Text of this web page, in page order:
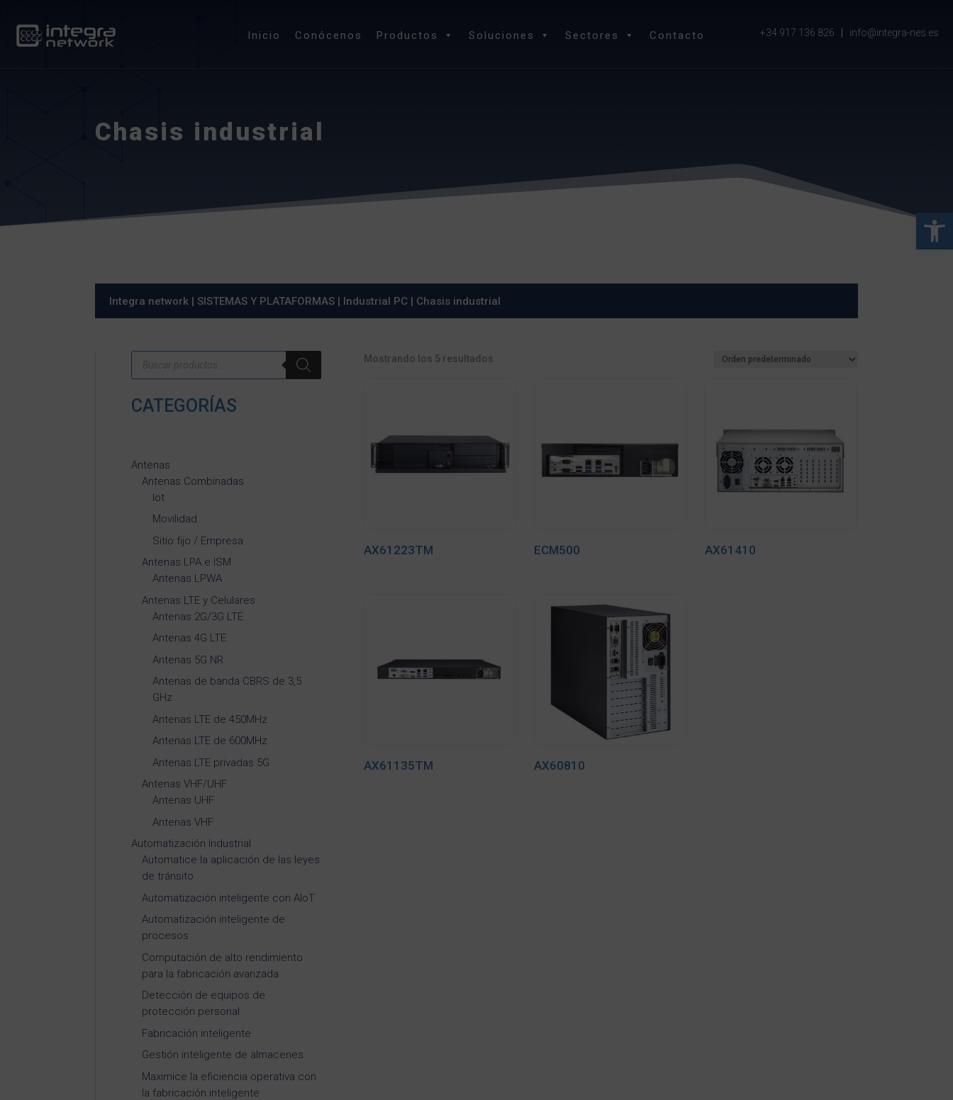
Abrir
Inicio Conócenos Productos Soluciones Sectores Contacto +34 917 136 826 info@integra-nes.es
Chasis industrial
Integra network |SISTEMAS Y PLATAFORMAS | Industrial PC | Chasis industrial
Búsqueda
productos
CATEGORÍAS
Antenas
Antenas Combinadas
Iot
Movilidad
Sitio fijo / Empresa
Antenas LPA e ISM
Antenas LPWA
Antenas LTE y Celulares
Antenas 2G/3G LTE
Antenas 4G LTE
Antenas 5G NR
Antenas de banda CBRS de 3,5
GHz
Antenas LTE de 450MHz
Antenas LTE de 600MHz
Antenas LTE privadas 5G
Antenas VHF/UHF
Antenas UHF
Antenas VHF
Automatización Industrial
Automatice la aplicación de las leyes
de tránsito
Automatización inteligente con AIoT
Automatización inteligente de
procesos
Computación de alto rendimiento
para la fabricación avanzada
Detección de equipos de
protección personal
Fabricación inteligente
Gestión inteligente de almacenes
Maximice la eficiencia operativa con
la fabricación inteligente
Mostrando los 5 resultados
AX61223TM ECM500 AX61410
AX61135TM AX60810